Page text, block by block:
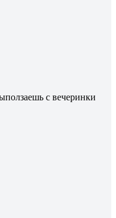
с вечеринки